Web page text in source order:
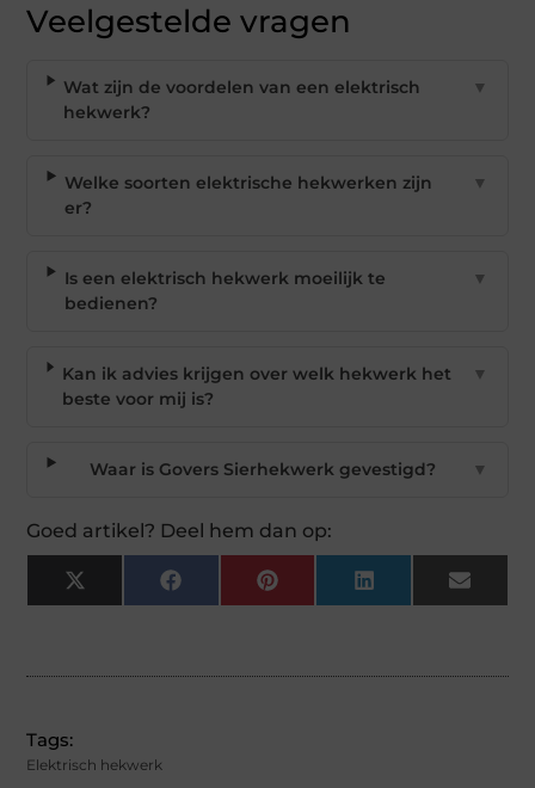
Veelgestelde vragen
Wat zijn de voordelen van een elektrisch
hekwerk?
▼
Welke soorten elektrische hekwerken zijn
er?
▼
Is een elektrisch hekwerk moeilijk te
bedienen?
▼
Kan ik advies krijgen over welk hekwerk het
beste voor mij is?
▼
Waar is Govers Sierhekwerk gevestigd? ▼
Goed artikel? Deel hem dan op:
X
(Twitter)
Facebook Pinterest LinkedIn Email
Tags:
Elektrisch hekwerk